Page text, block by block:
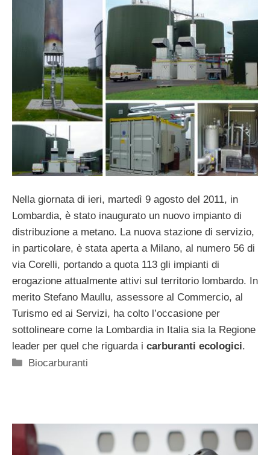
Nella giornata di ieri, martedì 9 agosto del 2011, in
Lombardia, è stato inaugurato un nuovo impianto di
distribuzione a metano. La nuova stazione di servizio,
in particolare, è stata aperta a Milano, al numero 56 di
via Corelli, portando a quota 113 gli impianti di
erogazione attualmente attivi sul territorio lombardo. In
merito Stefano Maullu, assessore al Commercio, al
Turismo ed ai Servizi, ha colto l’occasione per
sottolineare come la Lombardia in Italia sia la Regione
leader per quel che riguarda i carburanti ecologici.
Categorie
Biocarburanti